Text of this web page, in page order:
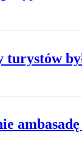
turystów